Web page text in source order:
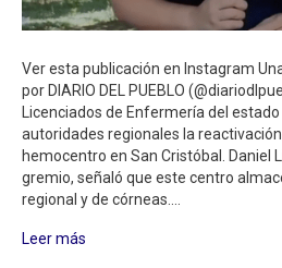
Ver esta publicación en Instagram
por DIARIO DEL PUEBLO
Licenciados de Enfermería del
autoridades regionales la
hemocentro en San Cristóbal. Daniel
gremio, señaló que este centro
regional y de córneas.…
Leer más